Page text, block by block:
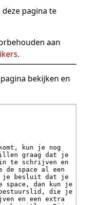
pagina te
aan
.
bekijken en